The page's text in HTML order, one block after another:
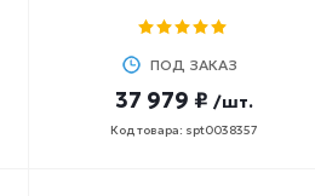
ПОД ЗАКАЗ
37 979 ₽ /шт.
Код товара: spt0038357